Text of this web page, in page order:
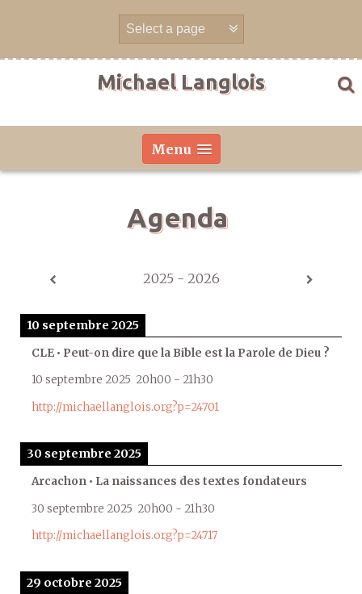
Michael Langlois
Menu
Agenda
2025 - 2026
10 septembre 2025
CLE • Peut-on dire que la Bible est la Parole de Dieu ?
10 septembre 2025 20h00 - 21h30
http://michaellanglois.org?p=24701
30 septembre 2025
Arcachon • La naissances des textes fondateurs
30 septembre 2025 20h00 - 21h30
http://michaellanglois.org?p=24717
29 octobre 2025